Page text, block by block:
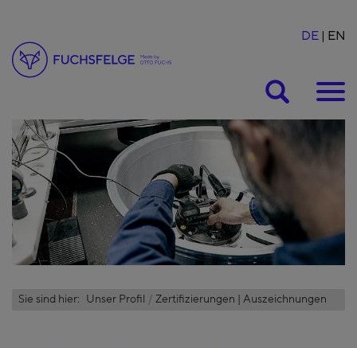
DE EN
Sie sind hier: Unser Profil Zertifizierungen | Auszeichnungen